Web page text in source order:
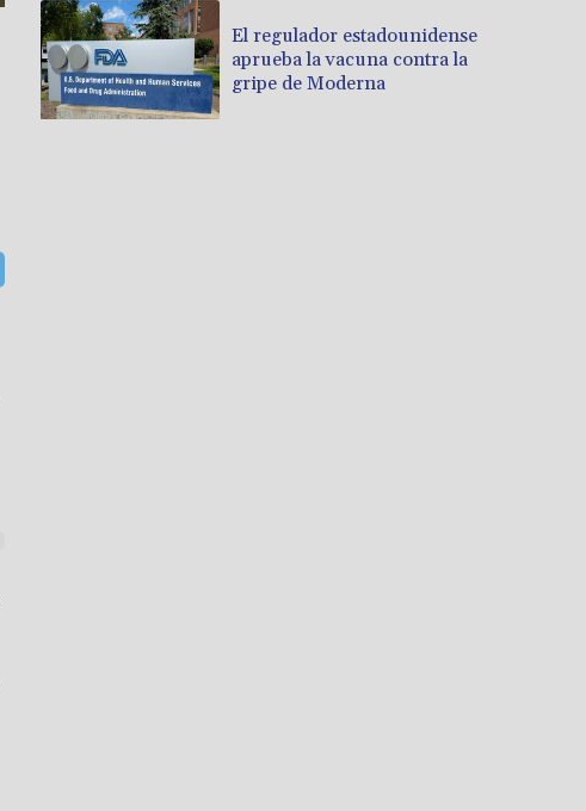
El regulador estadounidense
aprueba la vacuna contra la
gripe de Moderna